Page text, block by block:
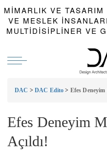
MIMARLIK VE
VE MESLEK
MULTIDISIPLINER VE
DAC > DAC Edito > Efes Deneyim
Efes Deneyim
Açıldı!